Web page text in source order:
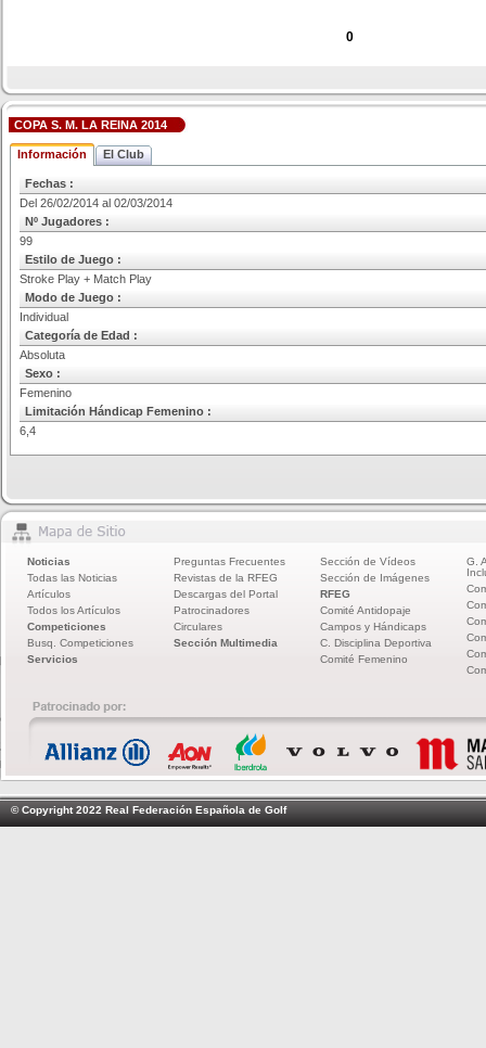
0
COPA S. M. LA REINA 2014
Información El Club
Fechas :
Del 26/02/2014 al 02/03/2014
Nº Jugadores :
99
Estilo de Juego :
Stroke Play + Match Play
Modo de Juego :
Individual
Categoría de Edad :
Absoluta
Sexo :
Femenino
Limitación Hándicap Femenino :
6,4
Noticias
Todas las Noticias
Artículos
Todos los Artículos
Competiciones
Busq. Competiciones
Servicios
Preguntas Frecuentes
Revistas de la RFEG
Descargas del Portal
Patrocinadores
Circulares
Sección Multimedia
Sección de Vídeos
Sección de Imágenes
RFEG
Comité Antidopaje
Campos y Hándicaps
C. Disciplina Deportiva
Comité Femenino
G.
© Copyright 2022 Real Federación Española de Golf